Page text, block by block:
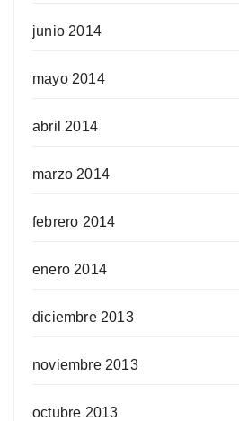
junio 2014
mayo 2014
abril 2014
marzo 2014
febrero 2014
enero 2014
diciembre 2013
noviembre 2013
octubre 2013